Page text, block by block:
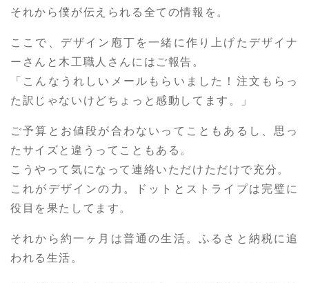
それから僕が伝えられる全ての情報を。
ここで、デザイン庖丁を一緒に作り上げたデザイナ
ーさんと木工職人さんにはご報告。
「こんなうれしいメールもらいました！注文もらっ
た訳じゃないけどちょっと感動してます。」
ご予算とお値段が合わないってこともあるし、思っ
たサイズと違うってこともある。
こうやって気になって連絡いただけただけで充分。
これがデザインの力。ドットとストライプは完璧に
役目を果たしてます。
それから約一ヶ月は普通の生活。ふるさと納税に追
われる生活。